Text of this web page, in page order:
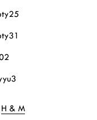
H & M